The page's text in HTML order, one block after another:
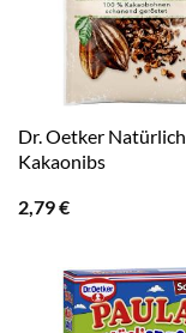
Dr. Oetker Natürlich
Kakaonibs
2,79€